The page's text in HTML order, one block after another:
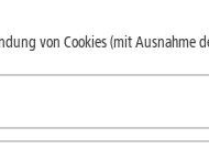
für
unter anderem
Akkuhaltbarkeit
machen.[1]
von Cookies (mit Ausnahme